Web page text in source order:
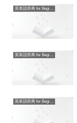
英単語辞典 for Beginners
英単語辞典 for Beginners
英単語辞典 for Beginners